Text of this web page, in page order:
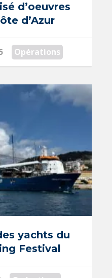
d’oeuvres
d’Azur
Opérations
yachts du
Festival